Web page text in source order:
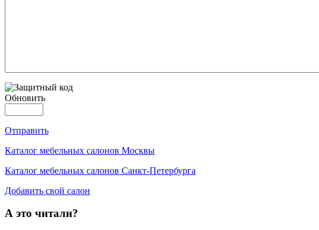
Обновить
Отправить
Каталог мебельных салонов Москвы
Каталог мебельных салонов Санкт-Петербурга
Добавить свой салон
А это читали?